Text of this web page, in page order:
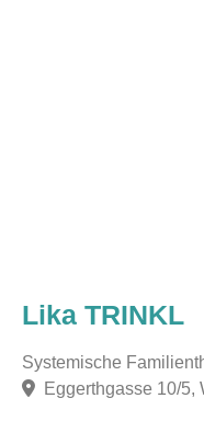
Lika TRINKL
Systemische
Eggerthgasse 10/5,